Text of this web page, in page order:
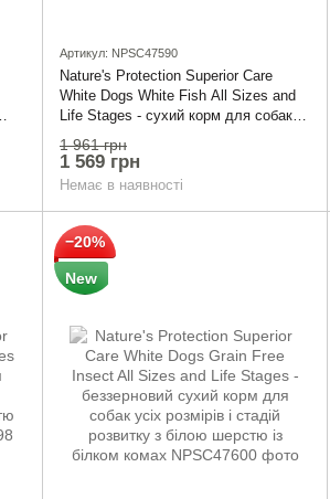
Артикул: NPSC47590
Nature's Protection Superior Care
White Dogs White Fish All Sizes and
Life Stages - сухий корм для собак
усіх стадій життя та розмірів з білою
шерстю, 4 кг
1 961 грн
1 569 грн
Немає в наявності
−20%
New